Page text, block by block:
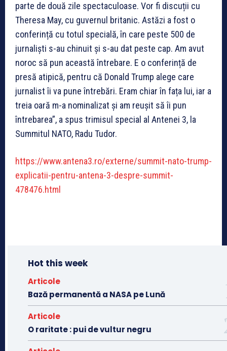
parte de două zile spectaculoase. Vor fi discuții cu
Theresa May, cu guvernul britanic. Astăzi a fost o
conferință cu totul specială, în care peste 500 de
jurnaliști s-au chinuit și s-au dat peste cap. Am avut
noroc să pun această întrebare. E o conferință de
presă atipică, pentru că Donald Trump alege care
jurnalist îi va pune întrebări. Eram chiar în fața lui, iar a
treia oară m-a nominalizat și am reușit să îi pun
întrebarea”, a spus trimisul special al Antenei 3, la
Summitul NATO, Radu Tudor.
https://www.antena3.ro/externe/summit-nato-trump-
explicatii-pentru-antena-3-despre-summit-
478476.html
Hot this week
Articole
Bază permanentă a NASA pe Lună
Articole
O raritate : pui de vultur negru